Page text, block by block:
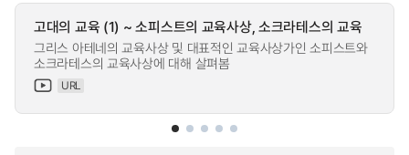
고대의 교육 (1) ~ 소피스트의 교육사상, 소크라테스의 교육
그리스 아테네의 교육사상 및 대표적인 교육사상가인 소피스트와
소크라테스의 교육사상에 대해 살펴봄
URL